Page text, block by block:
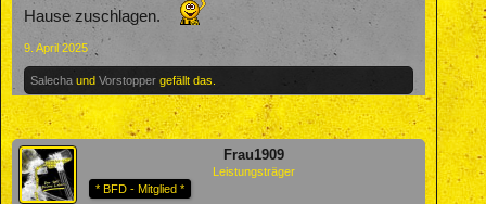
Hause zuschlagen.
9. April 2025
Salecha und Vorstopper gefällt das.
Frau1909
Leistungsträger
* BFD - Mitglied *